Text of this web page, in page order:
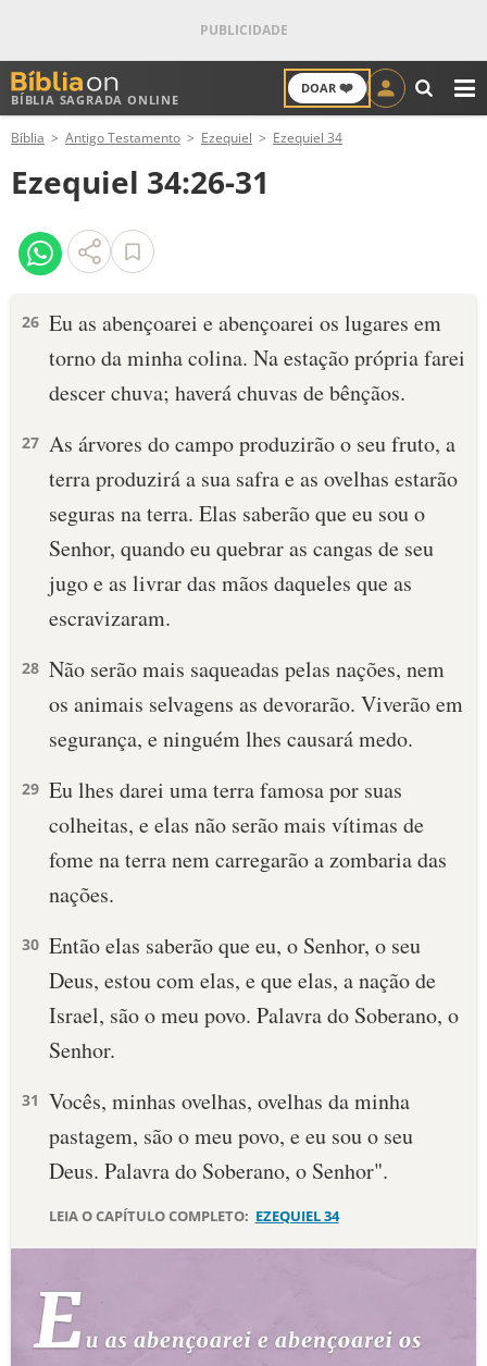
BÍBLIA SAGRADA ONLINE
DOAR ❤️
ANTIGO TESTAMENTO
NOVO TESTAMENTO
VERSÍCULOS
PALAVRA DO DIA
DEVOCIONAL DIÁRIO
10 MANDAMENTOS
ESTUDOS BÍBLICOS
PERGUNTE À BÍBLIA IA
QUEM SOMOS
Bíblia Antigo Testamento Ezequiel Ezequiel 34
Ezequiel 34:26-31
26 Eu as abençoarei e abençoarei os lugares em
torno da minha colina. Na estação própria farei
descer chuva; haverá chuvas de bênçãos.
27 As árvores do campo produzirão o seu fruto, a
terra produzirá a sua safra e as ovelhas estarão
seguras na terra. Elas saberão que eu sou o
Senhor, quando eu quebrar as cangas de seu
jugo e as livrar das mãos daqueles que as
escravizaram.
28 Não serão mais saqueadas pelas nações, nem
os animais selvagens as devorarão. Viverão em
segurança, e ninguém lhes causará medo.
29 Eu lhes darei uma terra famosa por suas
colheitas, e elas não serão mais vítimas de
fome na terra nem carregarão a zombaria das
nações.
30 Então elas saberão que eu, o Senhor, o seu
Deus, estou com elas, e que elas, a nação de
Israel, são o meu povo. Palavra do Soberano, o
Senhor.
31 Vocês, minhas ovelhas, ovelhas da minha
pastagem, são o meu povo, e eu sou o seu
Deus. Palavra do Soberano, o Senhor".
LEIA O CAPÍTULO COMPLETO: EZEQUIEL 34